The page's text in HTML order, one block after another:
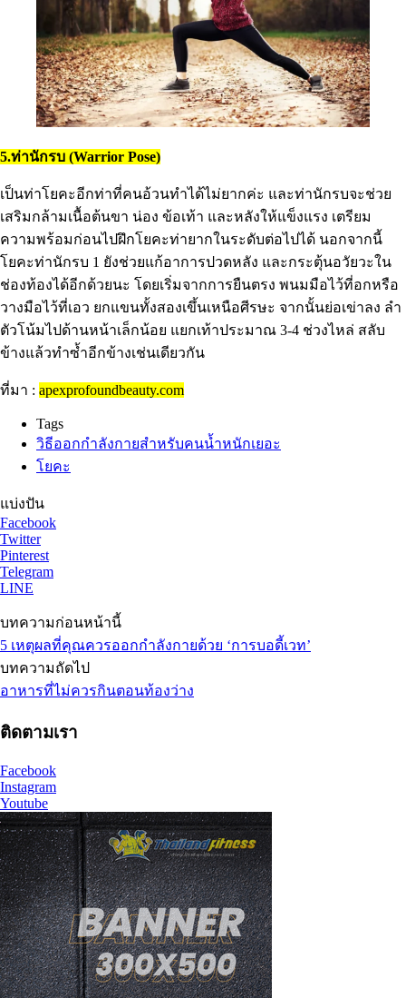
5.ท่านักรบ (Warrior Pose)
เป็นท่าโยคะอีกท่าที่คนอ้วนทำได้ไม่ยากค่ะ และท่านักรบจะช่วย
เสริมกล้ามเนื้อต้นขา น่อง ข้อเท้า และหลังให้แข็งแรง เตรียม
ความพร้อมก่อนไปฝึกโยคะท่ายากในระดับต่อไปได้ นอกจากนี้
โยคะท่านักรบ 1 ยังช่วยแก้อาการปวดหลัง และกระตุ้นอวัยวะใน
ช่องท้องได้อีกด้วยนะ โดยเริ่มจากการยืนตรง พนมมือไว้ที่อกหรือ
วางมือไว้ที่เอว ยกแขนทั้งสองเขึ้นเหนือศีรษะ จากนั้นย่อเข่าลง ลำ
ตัวโน้มไปด้านหน้าเล็กน้อย แยกเท้าประมาณ 3-4 ช่วงไหล่ สลับ
ข้างแล้วทำซ้ำอีกข้างเช่นเดียวกัน
ที่มา : apexprofoundbeauty.com
Tags
วิธีออกกำลังกายสำหรับคนน้ำหนัก​เยอะ
โยคะ
แบ่งปัน
Facebook
Twitter
Pinterest
Telegram
LINE
บทความก่อนหน้านี้
5 เหตุผลที่คุณควรออกกำลังกายด้วย ‘การบอดี้เวท’
บทความถัดไป
อาหารที่ไม่ควรกินตอนท้องว่าง
ติดตามเรา
Facebook
Instagram
Youtube